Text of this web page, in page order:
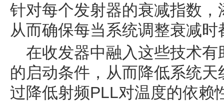
针对每个发射器的衰减指数
从而确保每当系统调整衰减
在收发器中融入这些技术
的启动条件，从而降低系统
过降低射频PLL对温度的依赖